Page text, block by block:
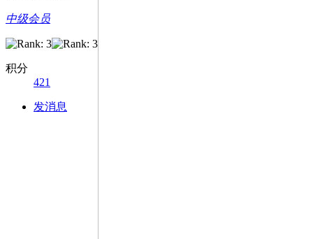
中级会员
积分
421
发消息